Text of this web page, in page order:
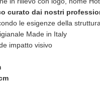
curato dai nostri
le esigenze della struttura
Made in Italy
impatto visivo